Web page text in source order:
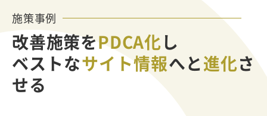
施策事例
改善施策をPDCA化し
ベストなサイト情報へと進化さ
せる